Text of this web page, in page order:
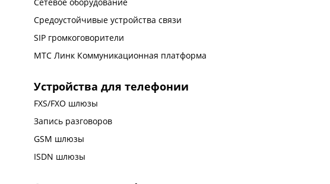
Средоустойчивые устройства связи
SIP громкоговорители
МТС Линк Коммуникационная платформа
Устройства для телефонии
FXS/FXO шлюзы
Запись разговоров
GSM шлюзы
ISDN шлюзы